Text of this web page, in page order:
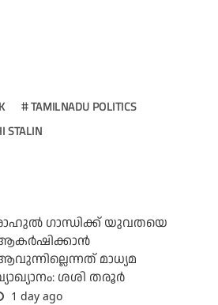
TAMILNADU POLITICS
STALIN
ഗാന്ധിക്ക് യുവതയെ
മാധ്യമ
ശശി തരൂര്‍
1 day ago